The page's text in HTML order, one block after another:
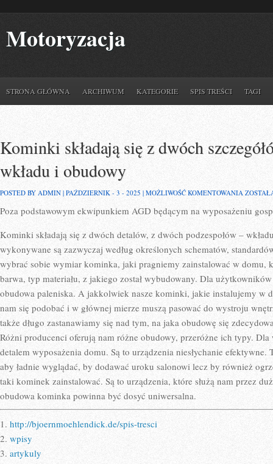
Motoryzacja
STRONA GŁÓWNA ARCHIWUM KATEGORIE SPIS TREŚCI TAGI
Kominki składają się z dwóch
wkładu i obudowy
POSTED BY ADMIN | PAŹDZIERNIK - 3 - 2025 | MOŻLIWOŚĆ KOMENTOWANIA
SIĘ
Z
CZĘŚCI
I
Poza podstawowym ekwipunkiem AGD będącym na wyposażeniu
Kominki składają się z dwóch detalów, z dwóch podzespołów –
wykonywane są zazwyczaj według określonych schematów,
wybrać sobie wymiar kominka, jaki pragniemy zainstalować w domu,
barwa, typ materiału, z jakiego został wybudowany. Dla
obudowa paleniska. A jakkolwiek nasze kominki, jakie instalujemy w
nam się podobać i w głównej mierze muszą pasować do wystroju
także długo zastanawiamy się nad tym, na jaka obudowę się
Różni producenci oferują nam różne obudowy, przeróżne ich typy.
detalem wyposażenia domu. Są to urządzenia niesłychanie
aby ładnie wyglądać, by dodawać uroku salonowi lecz by również
taki kominek zainstalować. Są to urządzenia, które służą nam przez
obudowa kominka powinna być dosyć uniwersalna.
1. http://bjoernmoehlendick.de/spis-tresci
2. wpisy
3. artykuly